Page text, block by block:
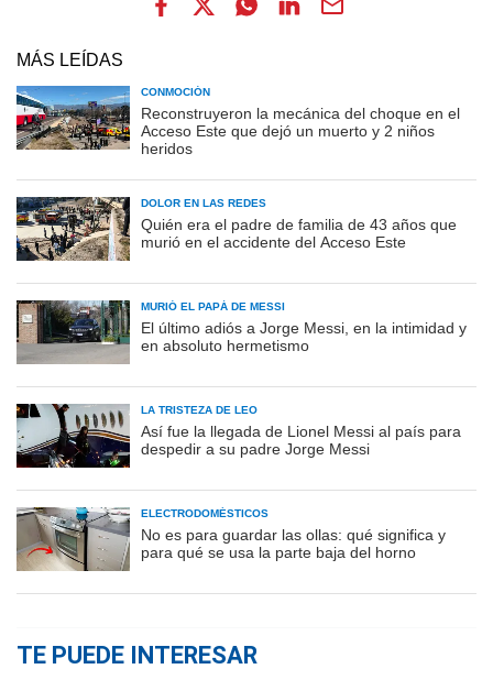
MÁS LEÍDAS
CONMOCIÓN
Reconstruyeron la mecánica del choque en el
Acceso Este que dejó un muerto y 2 niños
heridos
DOLOR EN LAS REDES
Quién era el padre de familia de 43 años que
murió en el accidente del Acceso Este
MURIÓ EL PAPÁ DE MESSI
El último adiós a Jorge Messi, en la intimidad y
en absoluto hermetismo
LA TRISTEZA DE LEO
Así fue la llegada de Lionel Messi al país para
despedir a su padre Jorge Messi
ELECTRODOMÉSTICOS
No es para guardar las ollas: qué significa y
para qué se usa la parte baja del horno
TE PUEDE INTERESAR